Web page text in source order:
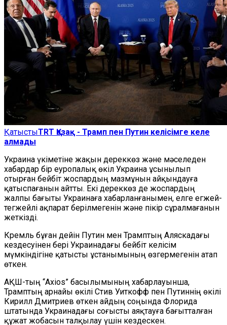
ҚатыстыTRT Қазақ - Трамп пен Путин келісімге келе
алмады
Украина үкіметіне жақын дереккөз және мәселеден
хабардар бір еуропалық өкіл Украина ұсынылып
отырған бейбіт жоспардың мазмұнын айқындауға
қатыспағанын айтты. Екі дереккөз де жоспардың
жалпы бағыты Украинаға хабарланғанымен, елге егжей-
тегжейлі ақпарат берілмегенін және пікір сұралмағанын
жеткізді.
Кремль бұған дейін Путин мен Трамптың Аляскадағы
кездесуінен бері Украинадағы бейбіт келісім
мүмкіндігіне қатысты ұстанымының өзгермегенін атап
өткен.
АҚШ-тың “Axios” басылымының хабарлауынша,
Трамптың арнайы өкілі Стив Уиткофф пен Путиннің өкілі
Кирилл Дмитриев өткен айдың соңында Флорида
штатында Украинадағы соғысты аяқтауға бағытталған
құжат жобасын талқылау үшін кездескен.